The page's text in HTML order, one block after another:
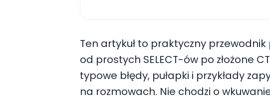
Ten artykuł to praktyczny
od prostych SELECT-ów po złożone
typowe błędy, pułapki i przykłady
na rozmowach. Nie chodzi o